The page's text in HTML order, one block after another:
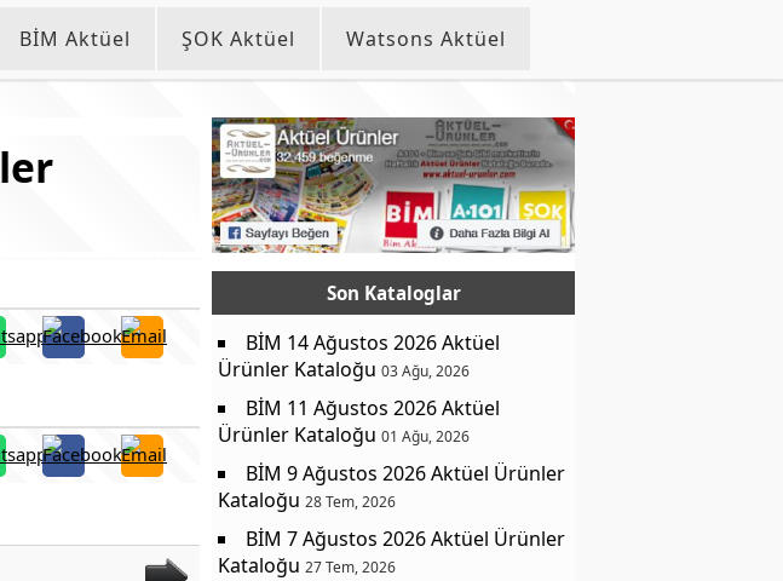
BİM Aktüel ŞOK Aktüel Watsons Aktüel
Son Kataloglar
BİM 14 Ağustos 2026 Aktüel
Ürünler Kataloğu 03 Ağu, 2026
BİM 11 Ağustos 2026 Aktüel
Ürünler Kataloğu 01 Ağu, 2026
BİM 9 Ağustos 2026 Aktüel Ürünler
Kataloğu 28 Tem, 2026
BİM 7 Ağustos 2026 Aktüel Ürünler
Kataloğu 27 Tem, 2026